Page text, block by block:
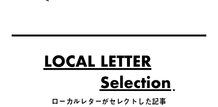
ローカルレターがセレクトした記事